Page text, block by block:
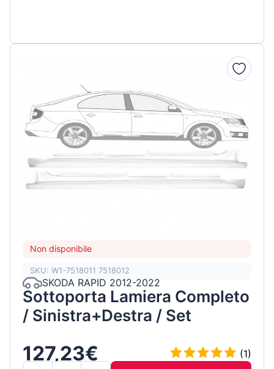
Non disponibile
SKU: W1-7518011 7518012
SKODA RAPID 2012-2022
Sottoporta Lamiera Completo
/ Sinistra+Destra / Set
127,23€
(1)